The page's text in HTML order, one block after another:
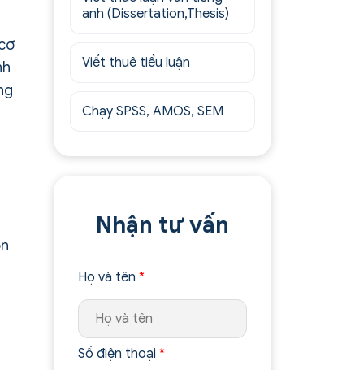
anh (Dissertation,Thesis)
Viết thuê tiểu luận
Chạy SPSS, AMOS, SEM
Nhận tư vấn
Họ và tên*
Số điện thoại*